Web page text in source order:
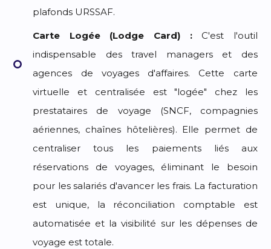
plafonds URSSAF.
Carte Logée (Lodge Card) :C'est l'outil
indispensable des travel managers et des
agences de voyages d'affaires. Cette carte
virtuelle et centralisée est "logée" chez les
prestataires de voyage (SNCF, compagnies
aériennes, chaînes hôtelières). Elle permet de
centraliser tous les paiements liés aux
réservations de voyages, éliminant le besoin
pour les salariés d'avancer les frais. La facturation
est unique, la réconciliation comptable est
automatisée et la visibilité sur les dépenses de
voyage est totale.